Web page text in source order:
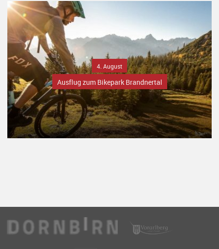
4. August
Ausflug zum Bikepark Brandnertal